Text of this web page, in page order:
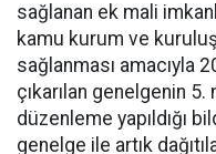
sağlanan ek mali
kamu kurum ve
sağlanması amacıyla
çıkarılan genelgenin
düzenleme yapıldığı
genelge ile artık